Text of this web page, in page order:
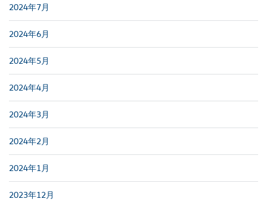
2024年7月
2024年6月
2024年5月
2024年4月
2024年3月
2024年2月
2024年1月
2023年12月